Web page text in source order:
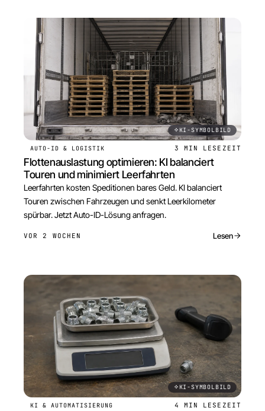
KI-SYMBOLBILD
AUTO-ID & LOGISTIK 3 MIN LESEZEIT
Flottenauslastung optimieren: KI balanciert
Touren und minimiert Leerfahrten
Leerfahrten kosten Speditionen bares Geld. KI balanciert
Touren zwischen Fahrzeugen und senkt Leerkilometer
spürbar. Jetzt Auto-ID-Lösung anfragen.
VOR 2 WOCHEN Lesen
KI-SYMBOLBILD
KI & AUTOMATISIERUNG 4 MIN LESEZEIT